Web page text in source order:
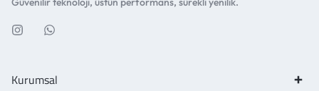
Kurumsal